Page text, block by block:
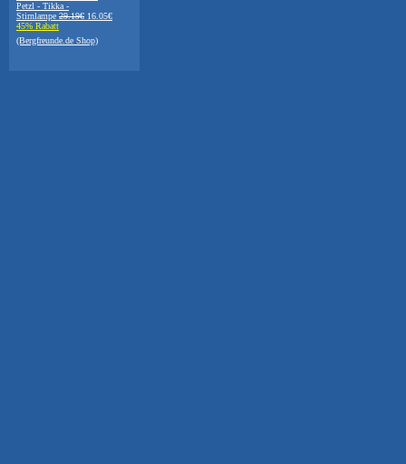
Petzl - Tikka -
Stirnlampe 29.19€ 16.05€
45% Rabatt
(Bergfreunde.de Shop)